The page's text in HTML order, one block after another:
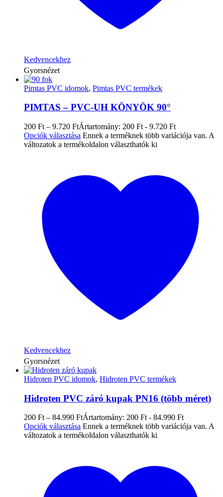
Kedvencekhez
Gyorsnézet
Pimtas PVC idomok, Pimtas PVC termékek
PIMTAS – PVC-UH KÖNYÖK 90°
200 Ft – 9.720 FtÁrtartomány: 200 Ft - 9.720 Ft
Opciók választása Ennek a terméknek több variációja van. A
változatok a termékoldalon választhatók ki
Kedvencekhez
Gyorsnézet
Hidroten PVC idomok, Hidroten PVC termékek
Hidroten PVC záró kupak PN16 (több méret)
200 Ft – 84.990 FtÁrtartomány: 200 Ft - 84.990 Ft
Opciók választása Ennek a terméknek több variációja van. A
változatok a termékoldalon választhatók ki